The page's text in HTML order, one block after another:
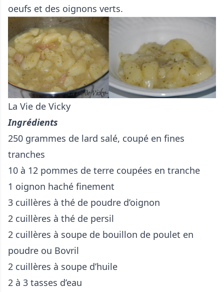
oeufs et des oignons verts.
La Vie de Vicky
Ingrédients
250 grammes de lard salé, coupé en fines
tranches
10 à 12 pommes de terre coupées en tranche
1 oignon haché finement
3 cuillères à thé de poudre d’oignon
2 cuillères à thé de persil
2 cuillères à soupe de bouillon de poulet en
poudre ou Bovril
2 cuillères à soupe d’huile
2 à 3 tasses d’eau